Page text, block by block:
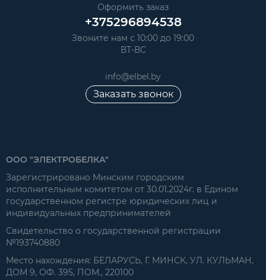
Оформить заказ
+375296894538
Звоните нам с 10:00 до 19:00
ВТ-ВС
info@elbel.by
Заказать звонок
ООО "ЭЛЕКТРОБЕЛКА"
Зарегистрировано Минским городским
исполнительным комитетом от 30.01.2024г. в Едином
государственном регистре юридических лиц и
индивидуальных предпринимателей
Свидетельство о государственной регистрации
№193740880
Место нахождения: БЕЛАРУСЬ, Г. МИНСК, УЛ. КУЛЬМАН,
ДОМ 9, ОФ. 395, ПОМ., 220100